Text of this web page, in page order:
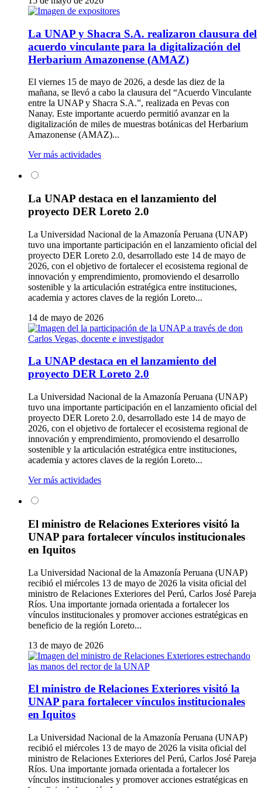
La UNAP y Shacra S.A. realizaron clausura del
acuerdo vinculante para la digitalización del
Herbarium Amazonense (AMAZ)
El viernes 15 de mayo de 2026, a desde las diez de la
mañana, se llevó a cabo la clausura del “Acuerdo Vinculante
entre la UNAP y Shacra S.A.”, realizada en Pevas con
Nanay. Este importante acuerdo permitió avanzar en la
digitalización de miles de muestras botánicas del Herbarium
Amazonense (AMAZ)...
Ver más actividades
La UNAP destaca en el lanzamiento del
proyecto DER Loreto 2.0
La Universidad Nacional de la Amazonía Peruana (UNAP)
tuvo una importante participación en el lanzamiento oficial del
proyecto DER Loreto 2.0, desarrollado este 14 de mayo de
2026, con el objetivo de fortalecer el ecosistema regional de
innovación y emprendimiento, promoviendo el desarrollo
sostenible y la articulación estratégica entre instituciones,
academia y actores claves de la región Loreto...
14 de mayo de 2026
La UNAP destaca en el lanzamiento del
proyecto DER Loreto 2.0
La Universidad Nacional de la Amazonía Peruana (UNAP)
tuvo una importante participación en el lanzamiento oficial del
proyecto DER Loreto 2.0, desarrollado este 14 de mayo de
2026, con el objetivo de fortalecer el ecosistema regional de
innovación y emprendimiento, promoviendo el desarrollo
sostenible y la articulación estratégica entre instituciones,
academia y actores claves de la región Loreto...
Ver más actividades
El ministro de Relaciones Exteriores visitó la
UNAP para fortalecer vínculos institucionales
en Iquitos
La Universidad Nacional de la Amazonía Peruana (UNAP)
recibió el miércoles 13 de mayo de 2026 la visita oficial del
ministro de Relaciones Exteriores del Perú, Carlos José Pareja
Ríos. Una importante jornada orientada a fortalecer los
vínculos institucionales y promover acciones estratégicas en
beneficio de la región Loreto...
13 de mayo de 2026
El ministro de Relaciones Exteriores visitó la
UNAP para fortalecer vínculos institucionales
en Iquitos
La Universidad Nacional de la Amazonía Peruana (UNAP)
recibió el miércoles 13 de mayo de 2026 la visita oficial del
ministro de Relaciones Exteriores del Perú, Carlos José Pareja
Ríos. Una importante jornada orientada a fortalecer los
vínculos institucionales y promover acciones estratégicas en